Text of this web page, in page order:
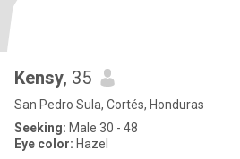
Kensy, 35
San Pedro Sula, Cortés, Honduras
Seeking: Male 30 - 48
Eye color: Hazel